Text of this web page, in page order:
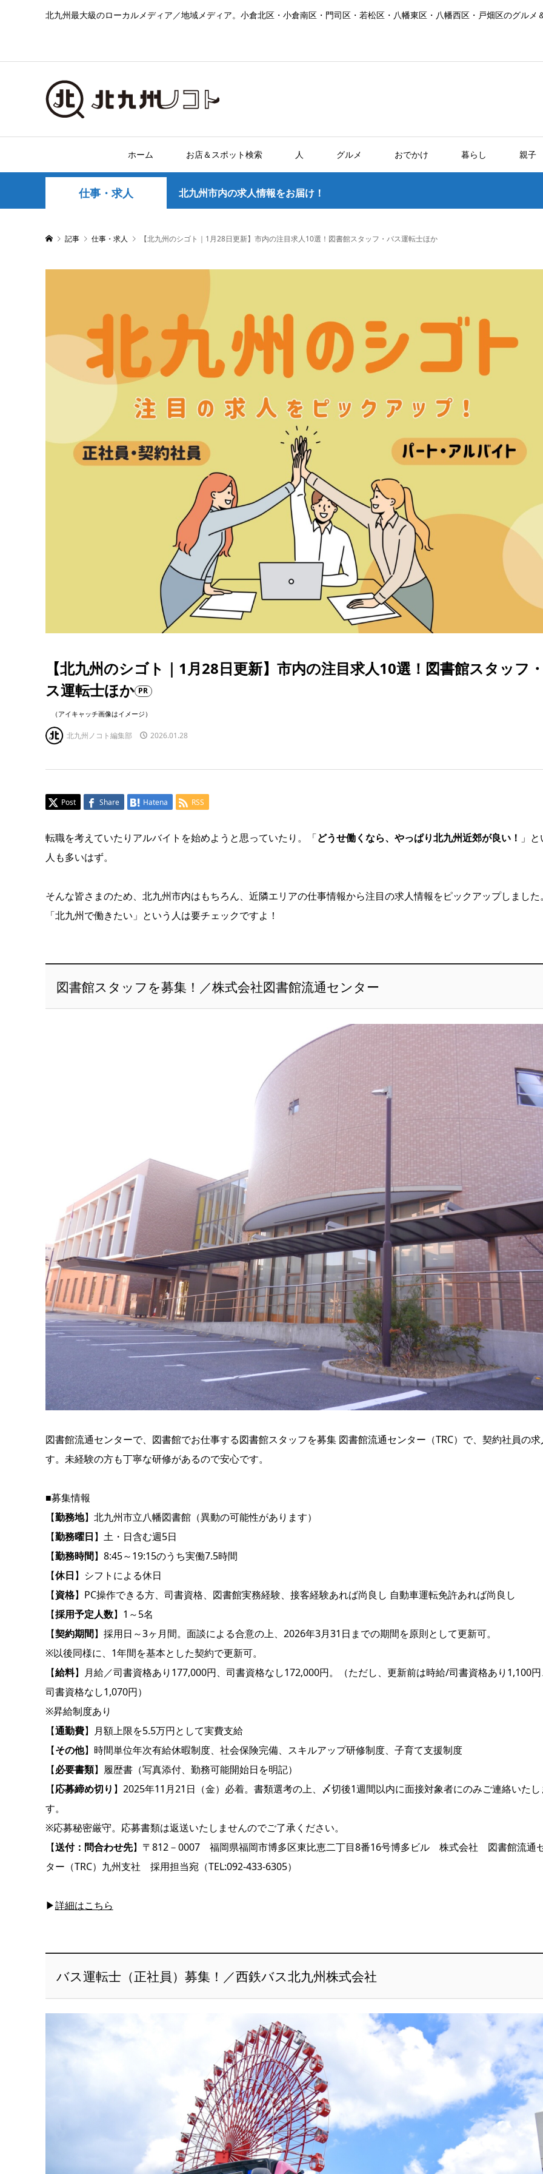
北九州最大級のローカルメディア／地域メディア。小倉北区・小倉南区・門司区・若松区・八幡東区・八幡西区・戸畑区のグル
ホーム お店＆スポット検索 人 グルメ おでかけ 暮らし 親子
仕事・求人 北九州市内の求人情報をお届け！
記事 仕事・求人 【北九州のシゴト｜1月28日更新】市内の注目求人10選！図書館スタッフ・バス運転士ほか
【北九州のシゴト｜1月28日更新】市内の注目求人10選！図書館スタッフ
ス運転士ほか PR
（アイキャッチ画像はイメージ）
北九州ノコト編集部 2026.01.28
Post Share Hatena RSS
転職を考えていたりアルバイトを始めようと思っていたり。「どうせ働くなら、やっぱり北九州近郊が良い！ 」
人も多いはず。
そんな皆さまのため、北九州市内はもちろん、近隣エリアの仕事情報から注目の求人情報をピックアップしました
「北九州で働きたい」という人は要チェックですよ！
図書館スタッフを募集！／株式会社図書館流通センター
図書館流通センターで、図書館でお仕事する図書館スタッフを募集 図書館流通センター（TRC）で、契約社員の
す。未経験の方も丁寧な研修があるので安心です。
■募集情報
【勤務地】北九州市立八幡図書館（異動の可能性があります）
【勤務曜日】土・日含む週5日
【勤務時間】8:45～19:15のうち実働7.5時間
【休日】シフトによる休日
【資格】PC操作できる方、司書資格、図書館実務経験、接客経験あれば尚良し 自動車運転免許あれば尚良し
【採用予定人数】1～5名
【契約期間】採用日～3ヶ月間。面談による合意の上、2026年3月31日までの期間を原則として更新可。
※以後同様に、1年間を基本とした契約で更新可。
【給料】月給／司書資格あり177,000円、司書資格なし172,000円。（ただし、更新前は時給/司書資格あり1,100
司書資格なし1,070円）
※昇給制度あり
【通勤費】月額上限を5.5万円として実費支給
【その他】時間単位年次有給休暇制度、社会保険完備、スキルアップ研修制度、子育て支援制度
【必要書類】履歴書（写真添付、勤務可能開始日を明記）
【応募締め切り 】2025年11月21日（金）必着。書類選考の上、〆切後1週間以内に面接対象者にのみご連絡いたし
す。
※応募秘密厳守。応募書類は返送いたしませんのでご了承ください。
【送付：問合わせ先】〒812－0007 福岡県福岡市博多区東比恵二丁目8番16号博多ビル 株式会社 図書館流通
ター（TRC）九州支社 採用担当宛（TEL:092-433-6305）
▶詳細はこちら
バス運転士（正社員）募集！／西鉄バス北九州株式会社